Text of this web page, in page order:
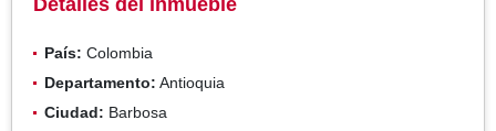
País: Colombia
Departamento: Antioquia
Ciudad: Barbosa